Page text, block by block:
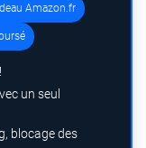
Amazon.fr
un seul
blocage des